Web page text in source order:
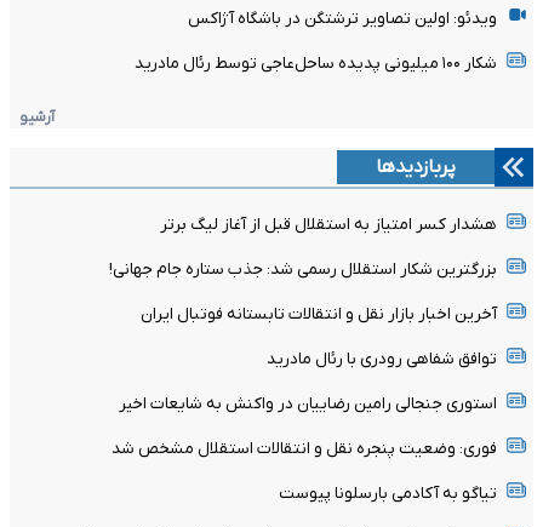
ویدئو: اولین تصاویر ترشتگن در باشگاه آژاکس
شکار ۱۰۰ میلیونی پدیده ساحل‌عاجی توسط رئال مادرید
آرشیو
پربازدیدها
هشدار کسر امتیاز به استقلال قبل از آغاز لیگ برتر
بزرگترین شکار استقلال رسمی شد: جذب ستاره جام جهانی!
آخرین اخبار بازار نقل و انتقالات تابستانه فوتبال ایران
توافق شفاهی رودری با رئال مادرید
استوری جنجالی رامین رضاییان در واکنش به شایعات اخیر
فوری: وضعیت پنجره نقل و انتقالات استقلال مشخص شد
تیاگو به آکادمی بارسلونا پیوست